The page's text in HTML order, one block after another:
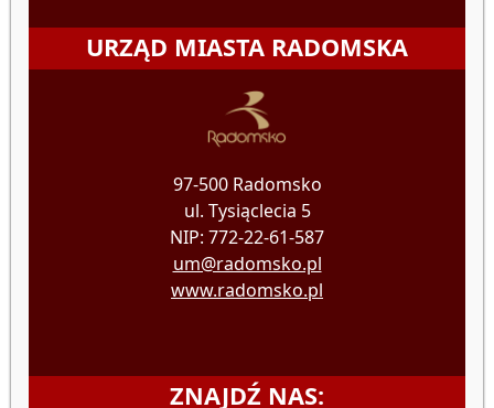
URZĄD MIASTA RADOMSKA
97-500 Radomsko
ul. Tysiąclecia 5
NIP: 772-22-61-587
um@radomsko.pl
www.radomsko.pl
ZNAJDŹ NAS: